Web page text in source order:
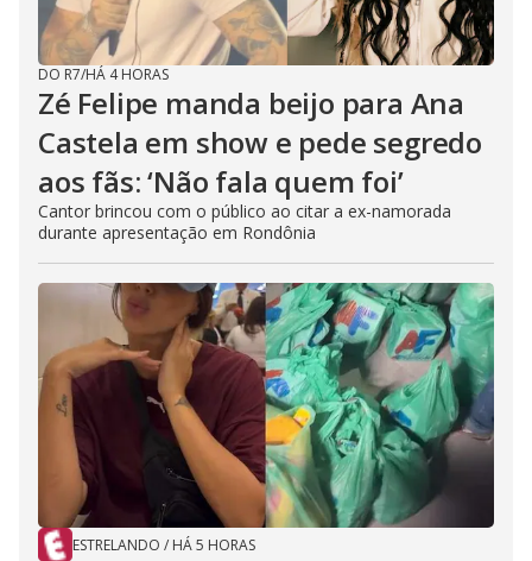
DO R7/HÁ 4 HORAS
Zé Felipe manda beijo para Ana
Castela em show e pede segredo
aos fãs: ‘Não fala quem foi’
Cantor brincou com o público ao citar a ex-namorada
durante apresentação em Rondônia
ESTRELANDO / HÁ 5 HORAS